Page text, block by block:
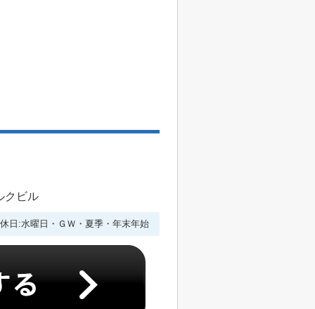
クビル
:水曜日・ＧＷ・夏季・年末年始